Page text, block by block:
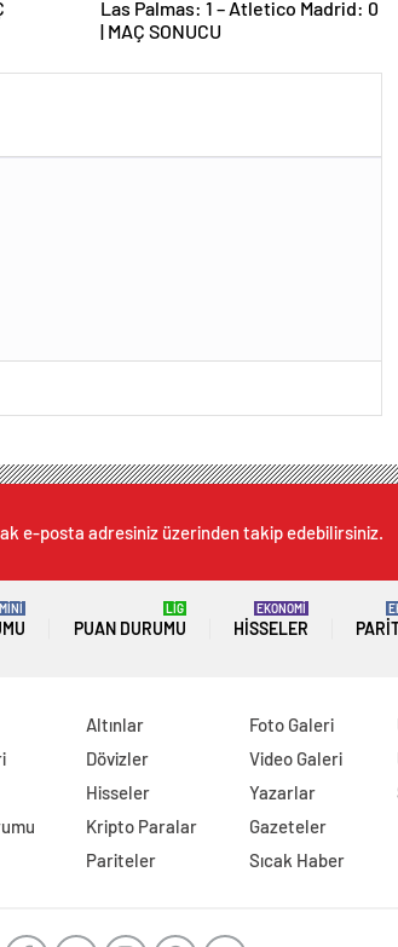
Las Palmas: 1 – Atletico Madrid: 0
| MAÇ SONUCU
e-posta adresiniz üzerinden takip edebilirsiniz.
PUAN DURUMU
LİG
HISSELER
EKONOMİ
Altınlar
Dövizler
Hisseler
Kripto Paralar
Pariteler
Foto Galeri
Video Galeri
Yazarlar
Gazeteler
Sıcak Haber